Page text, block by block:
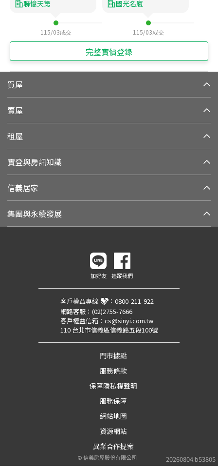
聯憶天第
115/03成交
國光名廈
115/03成交
完整實價登錄
買屋
賣屋
租屋
實登與房訊知識
信義居家
集團與永續發展
20260804.b53805
加好友 追蹤我們
客戶權益專線 ： 0800-211-922
網路客服： (02)2755-7666
客戶權益信箱： cs@sinyi.com.tw
110 台北市信義區信義路五段100號
門市據點
服務條款
保障隱私權聲明
服務保障
網站地圖
資源網站
異業合作提案
©信義房屋股份有限公司